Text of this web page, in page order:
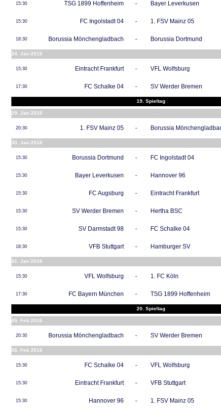
15:30 TSG 1899 Hoffenheim - Bayer Leverkusen
15:30 FC Ingolstadt 04 - 1. FSV Mainz 05
18:30 Borussia Mönchengladbach - Borussia Dortmund
24. Jan 2016
15:30 Eintracht Frankfurt - VFL Wolfsburg
17:30 FC Schalke 04 - SV Werder Bremen
19. Spieltag
29. Jan 2016
20:30 1. FSV Mainz 05 - Borussia
30. Jan 2016
15:30 Borussia Dortmund - FC Ingolstadt 04
15:30 Bayer Leverkusen - Hannover 96
15:30 FC Augsburg - Eintracht Frankfurt
15:30 SV Werder Bremen - Hertha BSC
15:30 SV Darmstadt 98 - FC Schalke 04
18:30 VFB Stuttgart - Hamburger SV
31. Jan 2016
15:30 VFL Wolfsburg - 1. FC Köln
17:30 FC Bayern München - TSG 1899 Hoffenheim
20. Spieltag
05. Feb 2016
20:30 Borussia Mönchengladbach - SV Werder Bremen
06. Feb 2016
15:30 FC Schalke 04 - VFL Wolfsburg
15:30 Eintracht Frankfurt - VFB Stuttgart
15:30 Hannover 96 - 1. FSV Mainz 05